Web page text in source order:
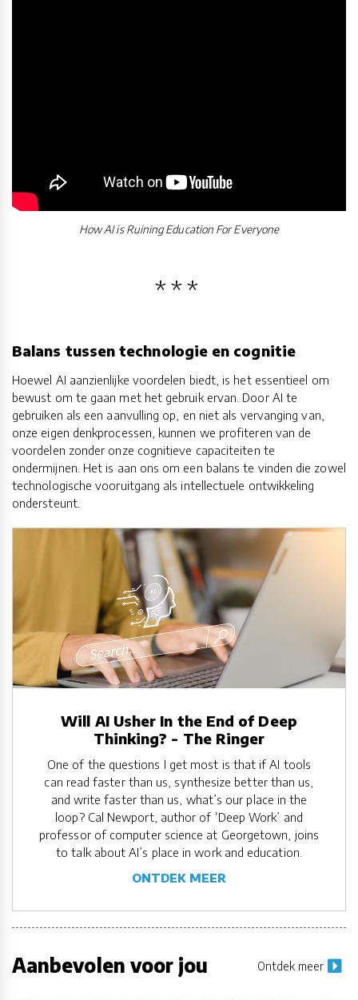
How AI is Ruining Education For Everyone
Balans tussen technologie en cognitie
Hoewel AI aanzienlijke voordelen biedt, is het essentieel om
bewust om te gaan met het gebruik ervan. Door AI te
gebruiken als een aanvulling op, en niet als vervanging van,
onze eigen denkprocessen, kunnen we profiteren van de
voordelen zonder onze cognitieve capaciteiten te
ondermijnen. Het is aan ons om een balans te vinden die zowel
technologische vooruitgang als intellectuele ontwikkeling
ondersteunt.
Will AI Usher In the End of Deep
Thinking? - The Ringer
One of the questions I get most is that if AI tools
can read faster than us, synthesize better than us,
and write faster than us, what’s our place in the
loop? Cal Newport, author of ‘Deep Work’ and
professor of computer science at Georgetown, joins
to talk about AI’s place in work and education.
ONTDEK MEER
Aanbevolen voor jou Ontdek meer